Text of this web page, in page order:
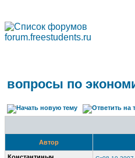
вопросы по
Автор